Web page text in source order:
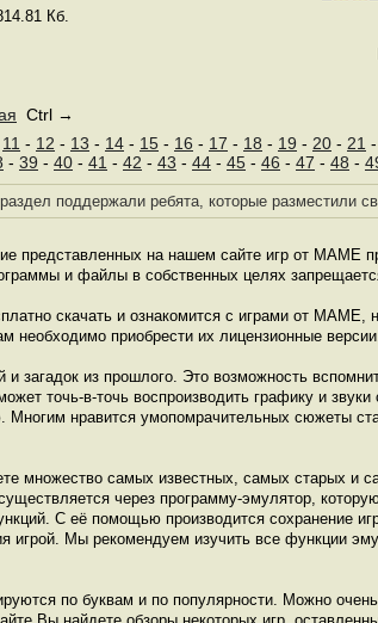
Кб.
Ctrl →
11 - 12 - 13 - 14 - 15 - 16 - 17 - 18 - 19 - 20 - 21 -
- 39 - 40 - 41 - 42 - 43 - 44 - 45 - 46 - 47 - 48 -
поддержали ребята, которые разместили
представленных на нашем сайте игр от МАМЕ
и файлы в собственных целях
скачать и ознакомится с играми от МАМЕ,
необходимо приобрести их лицензионные
загадок из прошлого. Это возможность
точь-в-точь воспроизводить графику и
Многим нравится умопомрачительных сюжеты
множество самых известных, самых старых и
через программу-эмулятор,
С её помощью производится сохранение
игрой. Мы рекомендуем изучить все функции
по буквам и по популярности. Можно